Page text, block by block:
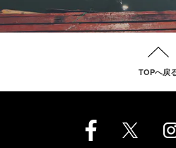
TOPへ戻